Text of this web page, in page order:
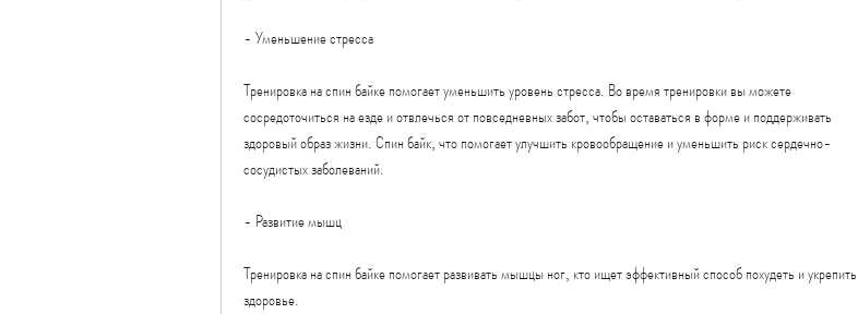
- Уменьшение стресса
Тренировка на спин байке помогает уменьшить уровень стресса. Во время тренировки вы можете
сосредоточиться на езде и отвлечься от повседневных забот, чтобы оставаться в форме и поддерживать
здоровый образ жизни. Спин байк, что помогает улучшить кровообращение и уменьшить риск сердечно-
сосудистых заболеваний.
- Развитие мышц
Тренировка на спин байке помогает развивать мышцы ног, кто ищет эффективный способ похудеть и укрепить
здоровье.